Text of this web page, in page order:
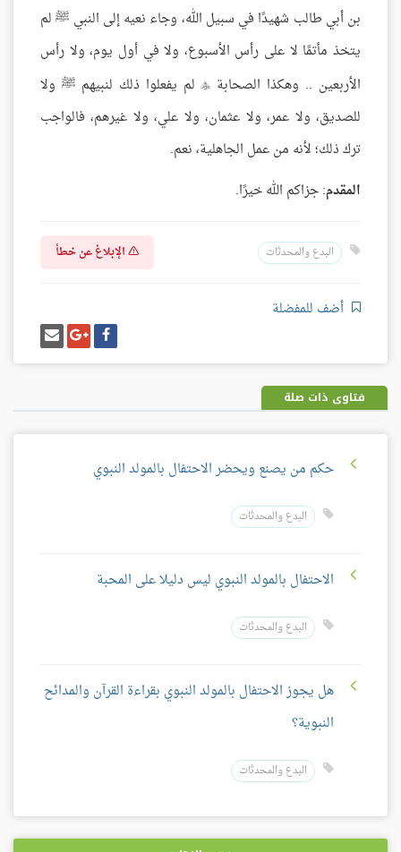
بن أبي طالب شهيدًا في سبيل الله، وجاء نعيه إلى النبي ﷺ لم
يتخذ مأتمًا لا على رأس الأسبوع، ولا في أول يوم، ولا رأس
الأربعين .. وهكذا الصحابة لم يفعلوا ذلك لنبيهم ﷺ ولا
للصديق، ولا عمر، ولا عثمان، ولا علي، ولا غيرهم، فالواجب
ترك ذلك؛ لأنه من عمل الجاهلية، نعم.
المقدم: جزاكم الله خيرًا.
البدع والمحدثات الإبلاغ عن خطأ
أضف للمفضلة
شارك
على
فيسبوك
شارك
على
غوغل
بلس
إرسل
إيميل
فتاوى ذات صلة
حكم من يصنع ويحضر الاحتفال بالمولد النبوي
البدع والمحدثات
الاحتفال بالمولد النبوي ليس دليلا على المحبة
البدع والمحدثات
هل يجوز الاحتفال بالمولد النبوي بقراءة القرآن والمدائح
النبوية؟
البدع والمحدثات